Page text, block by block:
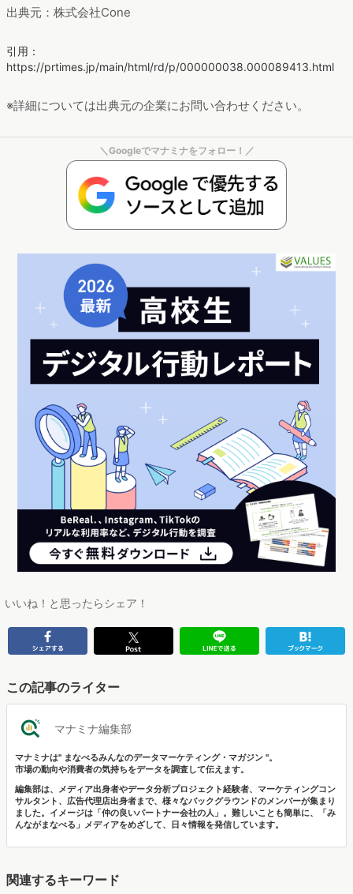
出典元：株式会社Cone
引用：
https://prtimes.jp/main/html/rd/p/000000038.000089413.html
※詳細については出典元の企業にお問い合わせください。
＼Googleでマナミナをフォロー！／
いいね！と思ったらシェア！
この記事のライター
マナミナ編集部
マナミナは" まなべるみんなのデータマーケティング・マガジン "。
市場の動向や消費者の気持ちをデータを調査して伝えます。
編集部は、メディア出身者やデータ分析プロジェクト経験者、マーケティングコン
サルタント、広告代理店出身者まで、様々なバックグラウンドのメンバーが集まり
ました。イメージは「仲の良いパートナー会社の人」。難しいことも簡単に、「み
んながまなべる」メディアをめざして、日々情報を発信しています。
関連するキーワード